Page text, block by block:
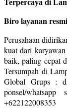
Terpercaya di
Biro layanan
Perusahaan
kuat dari
baik, paling cepat
Tersumpah di
Global Grups :
ponsel/
+622122008353